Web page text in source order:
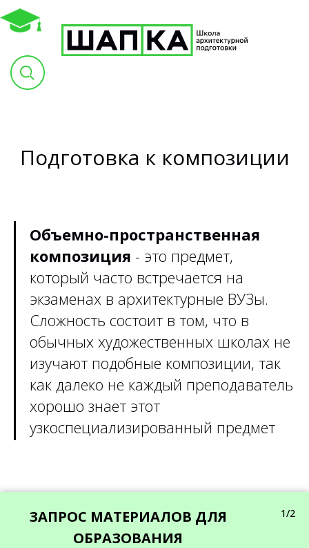
Подготовка к композиции
Объемно-пространственная
композиция - это предмет,
который часто встречается на
экзаменах в архитектурные ВУЗы.
Сложность состоит в том, что в
обычных художественных школах не
изучают подобные композиции, так
как далеко не каждый преподаватель
хорошо знает этот
узкоспециализированный предмет
ЗАПРОС МАТЕРИАЛОВ ДЛЯ
ОБРАЗОВАНИЯ
1/2